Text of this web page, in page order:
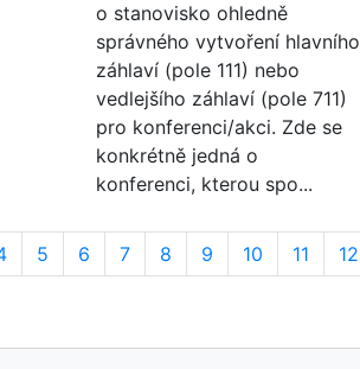
o stanovisko ohledně
správného vytvoření hlavního
záhlaví (pole 111) nebo
vedlejšího záhlaví (pole 711)
pro konferenci/akci. Zde se
konkrétně jedná o
konferenci, kterou spo...
5 6 7 8 9 10 11 12